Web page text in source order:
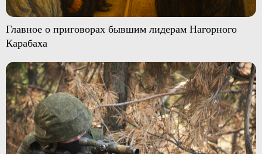
Главное о приговорах бывшим лидерам Нагорного
Карабаха